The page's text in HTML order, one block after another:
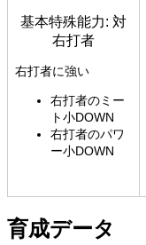
基本特殊能力: 対
右打者
右打者に強い
右打者のミー
ト小DOWN
右打者のパワ
ー小DOWN
育成データ